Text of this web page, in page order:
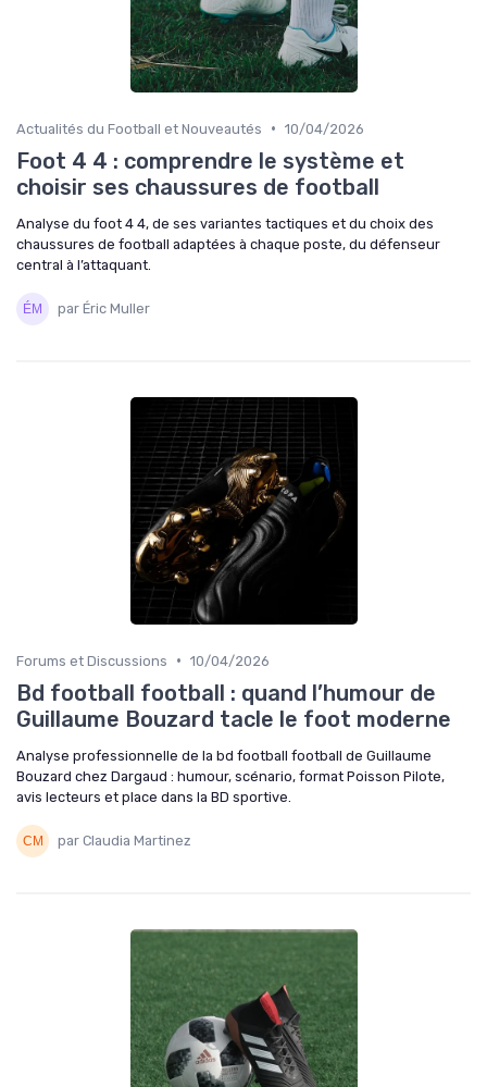
Actualités du Football et Nouveautés • 10/04/2026
Foot 4 4 : comprendre le système et
choisir ses chaussures de football
Analyse du foot 4 4, de ses variantes tactiques et du choix des
chaussures de football adaptées à chaque poste, du défenseur
central à l’attaquant.
par Éric Muller
Forums et Discussions • 10/04/2026
Bd football football : quand l’humour de
Guillaume Bouzard tacle le foot moderne
Analyse professionnelle de la bd football football de Guillaume
Bouzard chez Dargaud : humour, scénario, format Poisson Pilote,
avis lecteurs et place dans la BD sportive.
par Claudia Martinez